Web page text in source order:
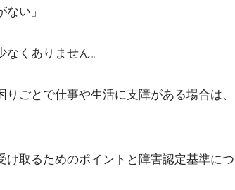
い」
くありません。
ごとで仕事や生活に支障がある場合は、
取るためのポイントと障害認定基準につ